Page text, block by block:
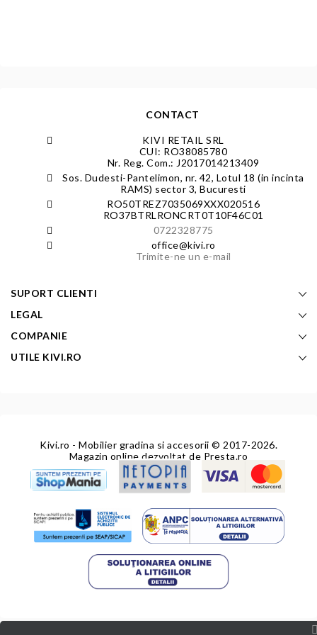
CONTACT
KIVI RETAIL SRL
CUI: RO38085780
Nr. Reg. Com.: J2017014213409
Sos. Dudesti-Pantelimon, nr. 42, Lotul 18 (in incinta
RAMS) sector 3, Bucuresti
RO50TREZ7035069XXX020516
RO37BTRLRONCRT0T10F46C01
0722328775
office@kivi.ro
Trimite-ne un e-mail
SUPORT CLIENTI
LEGAL
COMPANIE
UTILE KIVI.RO
Kivi.ro - Mobilier gradina si accesorii © 2017-2026.
Magazin online dezvoltat de Presta.ro